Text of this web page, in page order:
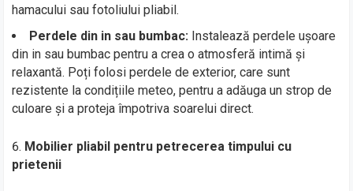
hamacului sau fotoliului pliabil.
Perdele din in sau bumbac: Instalează perdele ușoare
din in sau bumbac pentru a crea o atmosferă intimă și
relaxantă. Poți folosi perdele de exterior, care sunt
rezistente la condițiile meteo, pentru a adăuga un strop de
culoare și a proteja împotriva soarelui direct.
Mobilier pliabil pentru petrecerea timpului cu
prietenii